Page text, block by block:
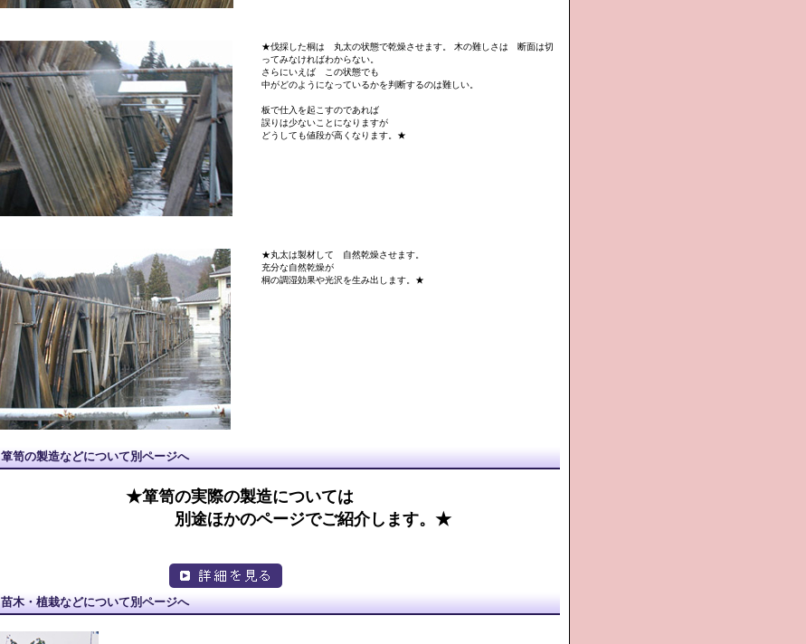
★伐採した桐は 丸太の状態で乾燥させます。 木の難しさは 断面は切
ってみなければわからない。
さらにいえば この状態でも
中がどのようになっているかを判断するのは難しい。
板で仕入を起こすのであれば
誤りは少ないことになりますが
どうしても値段が高くなります。★
★丸太は製材して 自然乾燥させます。
充分な自然乾燥が
桐の調湿効果や光沢を生み出します。★
箪笥の製造などについて別ページへ
★箪笥の実際の製造については
別途ほかのページでご紹介します。★
苗木・植栽などについて別ページへ